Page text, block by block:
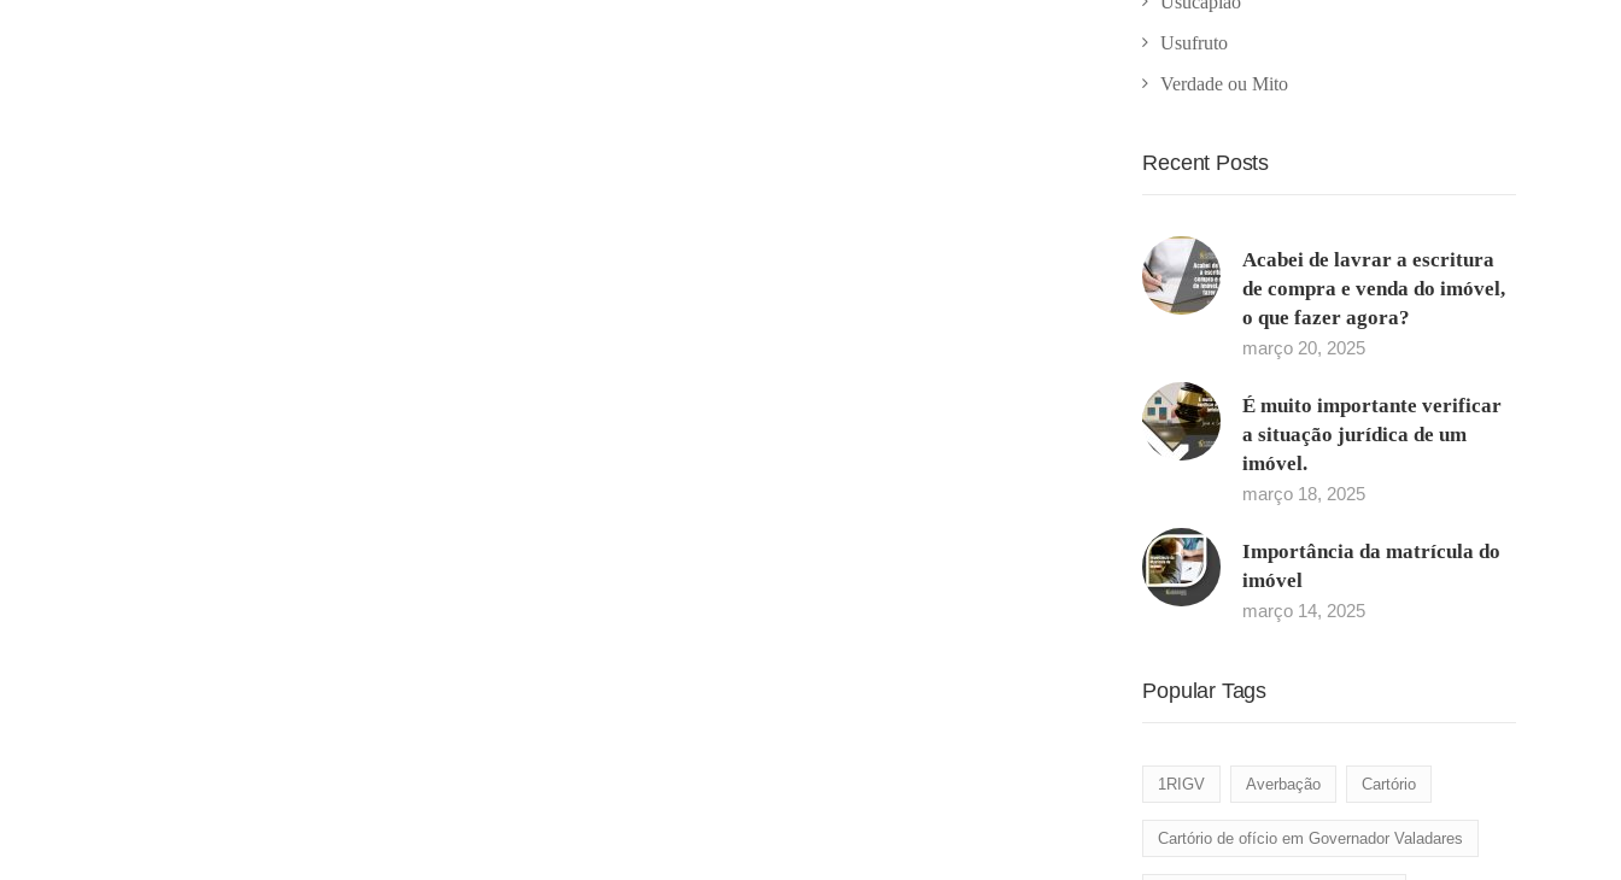
Usufruto
Verdade ou Mito
Recent Posts
Acabei de lavrar a escritura
de compra e venda do imóvel,
o que fazer agora?
março 20, 2025
É muito importante verificar
a situação jurídica de um
imóvel.
março 18, 2025
Importância da matrícula do
imóvel
março 14, 2025
Popular Tags
1RIGV Averbação Cartório
Cartório de ofício em Governador Valadares